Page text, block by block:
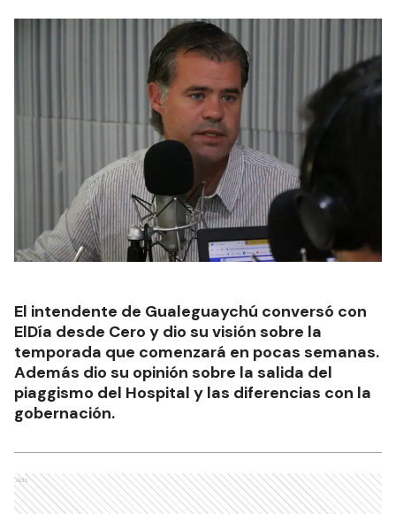
El intendente de Gualeguaychú conversó con
ElDía desde Cero y dio su visión sobre la
temporada que comenzará en pocas semanas.
Además dio su opinión sobre la salida del
piaggismo del Hospital y las diferencias con la
gobernación.
Ads